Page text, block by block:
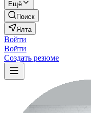
Ещё
Поиск
Ялта
Войти
Войти
Создать резюме